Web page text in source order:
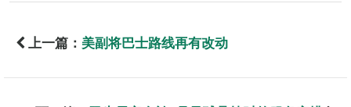
上一篇： 美副将巴士路线再有改动